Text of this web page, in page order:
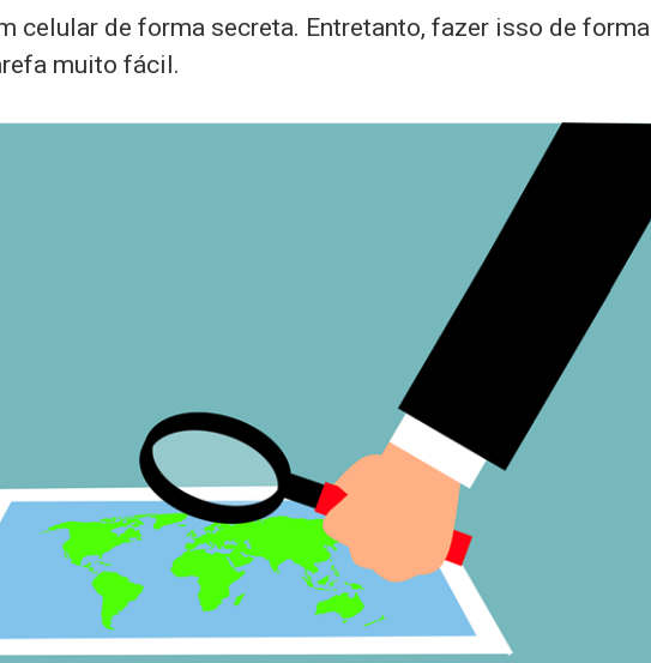
celular de forma secreta. Entretanto, fazer isso de forma
muito fácil.